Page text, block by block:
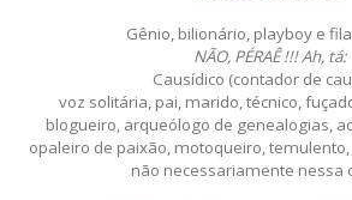
Gênio, bilionário, playboy e
NÃO, PÉRAÊ !!! Ah, tá:
Causídico (contador de
voz solitária, pai, marido, técnico,
blogueiro, arqueólogo de genealogias,
opaleiro de paixão, motoqueiro,
não necessariamente nessa